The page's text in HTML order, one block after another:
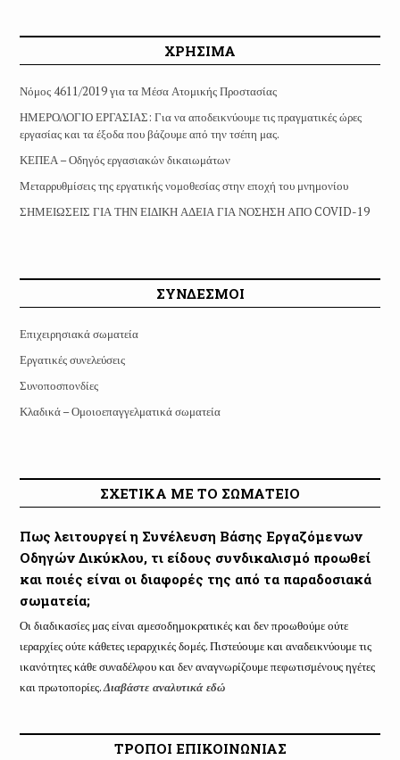
ΧΡΗΣΙΜΑ
Νόμος 4611/2019 για τα Μέσα Ατομικής Προστασίας
ΗΜΕΡΟΛΟΓΙΟ ΕΡΓΑΣΙΑΣ: Για να αποδεικνύουμε τις πραγματικές ώρες
εργασίας και τα έξοδα που βάζουμε από την τσέπη μας.
ΚΕΠΕΑ – Οδηγός εργασιακών δικαιωμάτων
Μεταρρυθμίσεις της εργατικής νομοθεσίας στην εποχή του μνημονίου
ΣΗΜΕΙΩΣΕΙΣ ΓΙΑ ΤΗΝ ΕΙΔΙΚΗ ΑΔΕΙΑ ΓΙΑ ΝΟΣΗΣΗ ΑΠΟ COVID-19
ΣΥΝΔΕΣΜΟΙ
Επιχειρησιακά σωματεία
Εργατικές συνελεύσεις
Συνοποσπονδίες
Κλαδικά – Ομοιοεπαγγελματικά σωματεία
ΣΧΕΤΙΚΑ ΜΕ ΤΟ ΣΩΜΑΤΕΙΟ
Πως λειτουργεί η Συνέλευση Βάσης Εργαζόμενων
Οδηγών Δικύκλου, τι είδους συνδικαλισμό προωθεί
και ποιές είναι οι διαφορές της από τα παραδοσιακά
σωματεία;
Οι διαδικασίες μας είναι αμεσοδημοκρατικές και δεν προωθούμε ούτε
ιεραρχίες ούτε κάθετες ιεραρχικές δομές. Πιστεύουμε και αναδεικνύουμε τις
ικανότητες κάθε συναδέλφου και δεν αναγνωρίζουμε πεφωτισμένους ηγέτες
και πρωτοπορίες.Διαβάστε αναλυτικά εδώ
ΤΡΟΠΟΙ ΕΠΙΚΟΙΝΩΝΙΑΣ